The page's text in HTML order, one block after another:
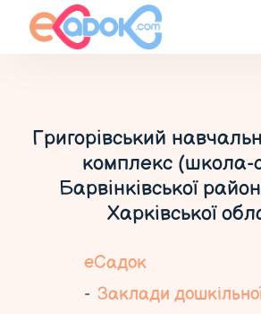
Григорівський
комплекс (школа-
Барвінківської
Харківської
еСадок
Заклади